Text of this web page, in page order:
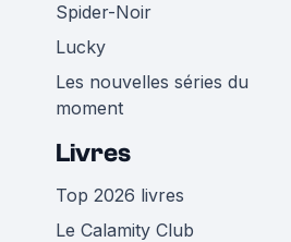
Spider-Noir
Lucky
Les nouvelles séries du
moment
Livres
Top 2026 livres
Le Calamity Club